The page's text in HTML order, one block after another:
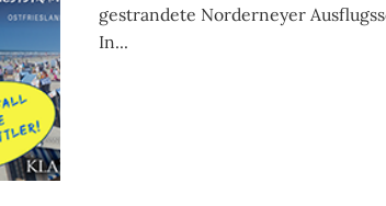
gestrandete Norderneyer
In...